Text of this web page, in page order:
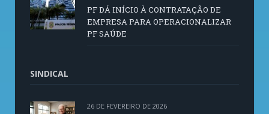
PF DÁ INÍCIO À CONTRATAÇÃO DE
EMPRESA PARA OPERACIONALIZAR
PF SAÚDE
SINDICAL
26 DE FEVEREIRO DE 2026